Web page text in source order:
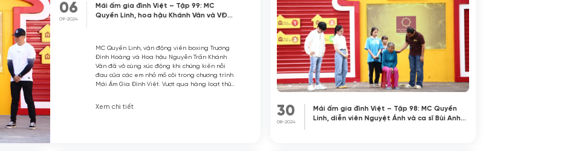
06
09-2024
Mái ấm gia đình Việt – Tập 99: MC
Quyền Linh, hoa hậu Khánh Vân và VĐV
bị cha bỏ rơi
MC Quyền Linh, vận động viên boxing Trương
Đình Hoàng và Hoa hậu Nguyễn Trần Khánh
Vân đã vô cùng xúc động khi chứng kiến nỗi
đau của các em nhỏ mồ côi trong chương trình
Mái Ấm Gia Đình Việt. Vượt qua hàng loạt thử
Xem chi tiết 30
08-2024
Mái ấm gia đình Việt – Tập 98: MC Quyền
Linh, diễn viên Nguyệt Ánh và ca sĩ Bùi Anh